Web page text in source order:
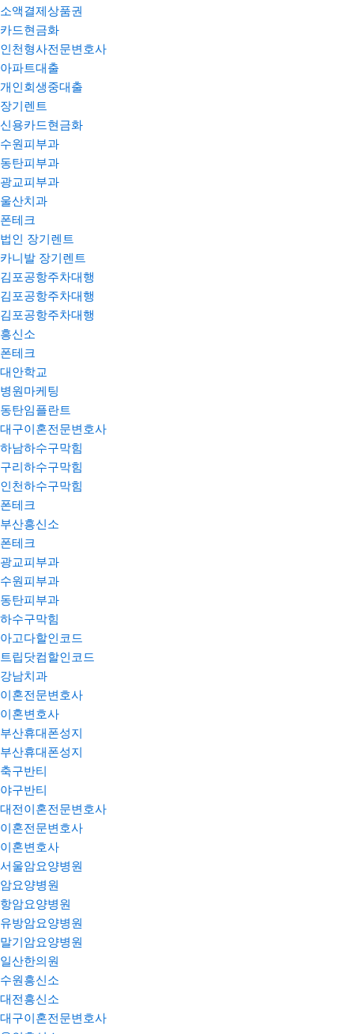
소액결제상품권
카드현금화
인천형사전문변호사
아파트대출
개인회생중대출
장기렌트
신용카드현금화
수원피부과
동탄피부과
광교피부과
울산치과
폰테크
법인 장기렌트
카니발 장기렌트
김포공항주차대행
김포공항주차대행
김포공항주차대행
흥신소
폰테크
대안학교
병원마케팅
동탄임플란트
대구이혼전문변호사
하남하수구막힘
구리하수구막힘
인천하수구막힘
폰테크
부산흥신소
폰테크
광교피부과
수원피부과
동탄피부과
하수구막힘
아고다할인코드
트립닷컴할인코드
강남치과
이혼전문변호사
이혼변호사
부산휴대폰성지
부산휴대폰성지
축구반티
야구반티
대전이혼전문변호사
이혼전문변호사
이혼변호사
서울암요양병원
암요양병원
항암요양병원
유방암요양병원
말기암요양병원
일산한의원
수원흥신소
대전흥신소
대구이혼전문변호사